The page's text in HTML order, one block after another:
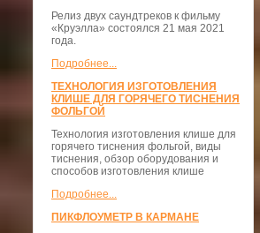
Релиз двух саундтреков к фильму
«Круэлла» состоялся 21 мая 2021
года.
Подробнее...
ТЕХНОЛОГИЯ ИЗГОТОВЛЕНИЯ
КЛИШЕ ДЛЯ ГОРЯЧЕГО ТИСНЕНИЯ
ФОЛЬГОЙ
Технология изготовления клише для
горячего тиснения фольгой, виды
тиснения, обзор оборудования и
способов изготовления клише
Подробнее...
ПИКФЛОУМЕТР В КАРМАНЕ